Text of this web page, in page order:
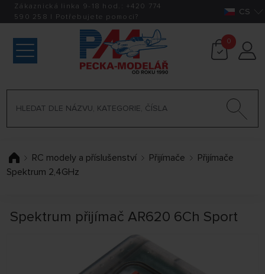
Zákaznická linka 9-18 hod.: +420 774
590 258 | Potřebujete pomoci? CS
0
RC modely a příslušenství Přijímače
Přijímače
Spektrum 2,4GHz
Spektrum přijímač AR620 6Ch Sport